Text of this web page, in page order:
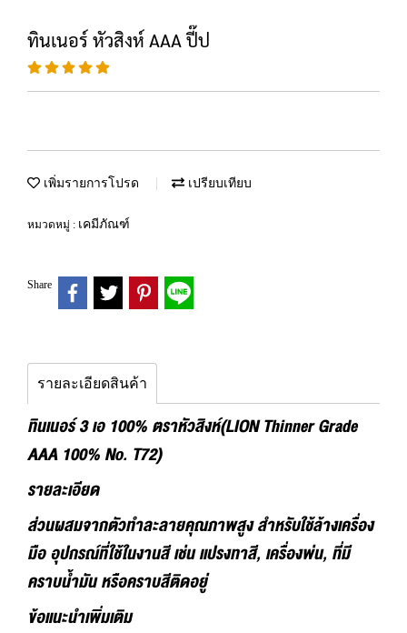
ทินเนอร์ หัวสิงห์ AAA ปี๊ป
เพิ่มรายการโปรด เปรียบเทียบ
หมวดหมู่ : เคมีภัณฑ์
Share
รายละเอียดสินค้า
ทินเนอร์ 3 เอ 100% ตราหัวสิงห์(LION Thinner Grade
AAA 100% No. T72)
รายละเอียด
ส่วนผสมจากตัวทำละลายคุณภาพสูง สำหรับใช้ล้างเครื่อง
มือ อุปกรณ์ที่ใช้ในงานสี เช่น แปรงทาสี, เครื่องพ่น, ที่มี
คราบน้ำมัน หรือคราบสีติดอยู่
ข้อแนะนำเพิ่มเติม